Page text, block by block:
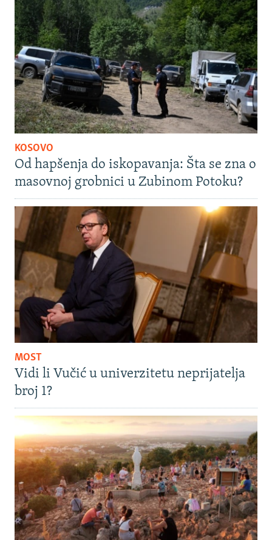
KOSOVO
Od hapšenja do iskopavanja: Šta se zna o
masovnoj grobnici u Zubinom Potoku?
MOST
Vidi li Vučić u univerzitetu neprijatelja
broj 1?